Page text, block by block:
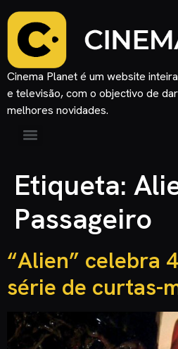
Cinema Planet é um website
e televisão, com o objectivo de
melhores novidades.
Etiqueta:
Passageiro
“Alien” celebra
série de curtas-